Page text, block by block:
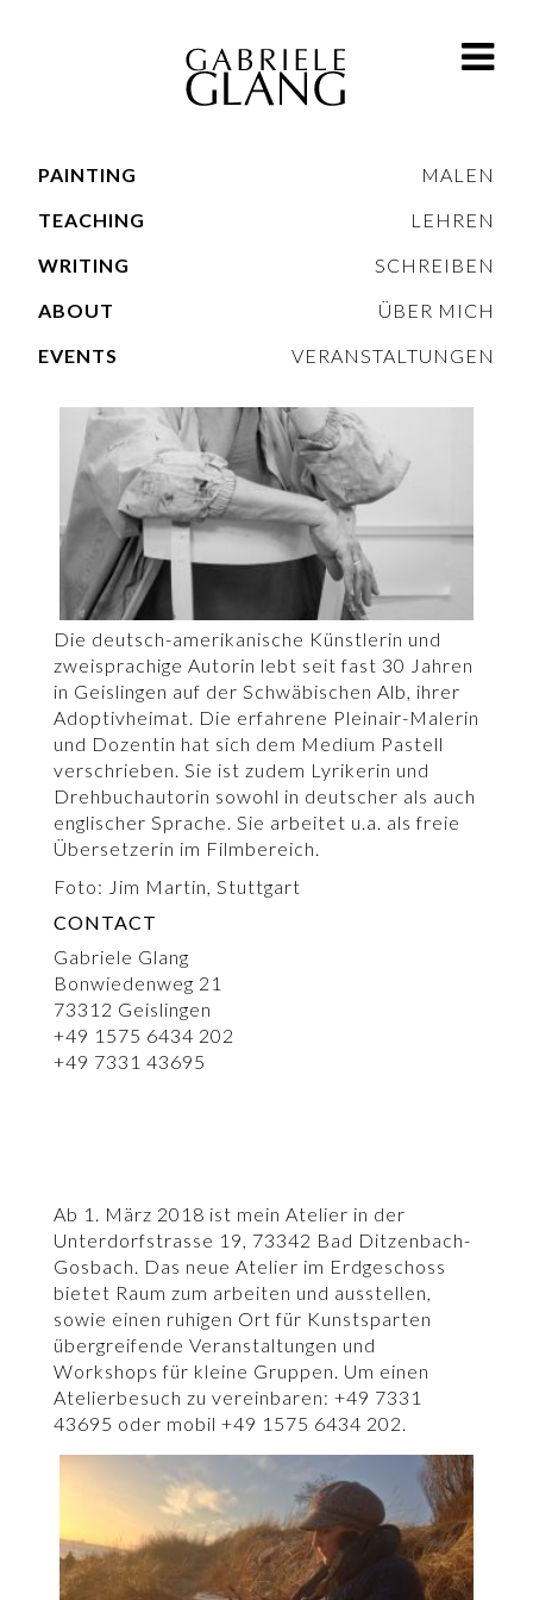
PAINTING
TEACHING
WRITING
ABOUT
EVENTS
MALEN
LEHREN
SCHREIBEN
ÜBER MICH
VERANSTALTUNGEN
Die deutsch-amerikanische Künstlerin und
zweisprachige Autorin lebt seit fast 30 Jahren
in Geislingen auf der Schwäbischen Alb, ihrer
Adoptivheimat. Die erfahrene Pleinair-Malerin
und Dozentin hat sich dem Medium Pastell
verschrieben. Sie ist zudem Lyrikerin und
Drehbuchautorin sowohl in deutscher als auch
englischer Sprache. Sie arbeitet u.a. als freie
Übersetzerin im Filmbereich.
Foto: Jim Martin, Stuttgart
CONTACT
Gabriele Glang
Bonwiedenweg 21
73312 Geislingen
+49 1575 6434 202
+49 7331 43695
Ab 1. März 2018 ist mein Atelier in der
Unterdorfstrasse 19, 73342 Bad Ditzenbach-
Gosbach. Das neue Atelier im Erdgeschoss
bietet Raum zum arbeiten und ausstellen,
sowie einen ruhigen Ort für Kunstsparten
übergreifende Veranstaltungen und
Workshops für kleine Gruppen. Um einen
Atelierbesuch zu vereinbaren: +49 7331
43695 oder mobil +49 1575 6434 202.